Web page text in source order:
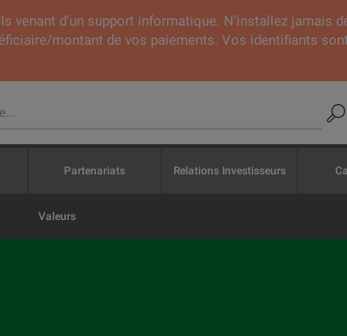
venant d'un support informatique. N’installez jamais
montant de vos paiements. Vos identifiants
Valeurs
Partenariats Relations Investisseurs